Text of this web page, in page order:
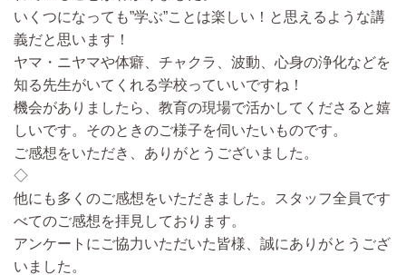
いくつになっても”学ぶ”ことは楽しい！と思えるような講
義だと思います！
ヤマ・ニヤマや体癖、チャクラ、波動、心身の浄化などを
知る先生がいてくれる学校っていいですね！
機会がありましたら、教育の現場で活かしてくださると嬉
しいです。そのときのご様子を伺いたいものです。
ご感想をいただき、ありがとうございました。
◇
他にも多くのご感想をいただきました。スタッフ全員です
べてのご感想を拝見しております。
アンケートにご協力いただいた皆様、誠にありがとうござ
いました。